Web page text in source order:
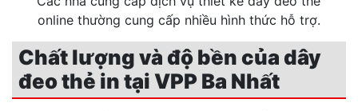
online thường cung cấp nhiều hình thức hỗ trợ.
Chất lượng và độ bền của dây
đeo thẻ in tại VPP Ba Nhất